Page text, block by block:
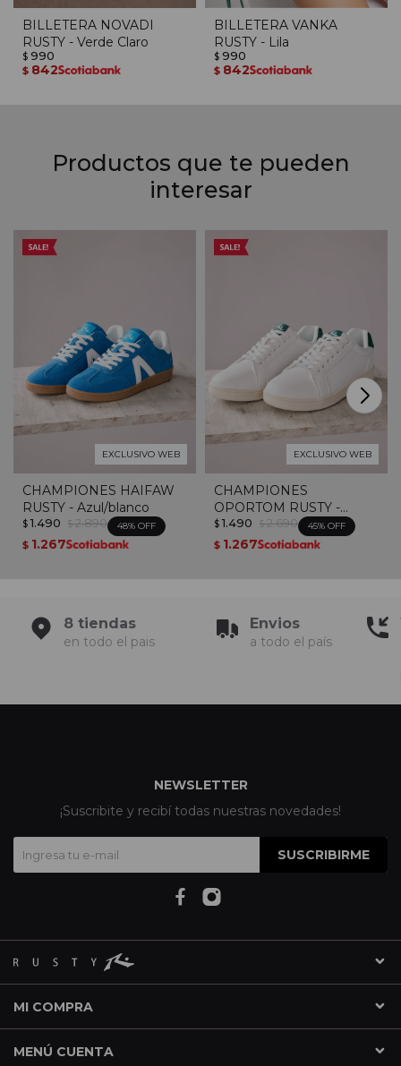
BILLETERA NOVADI
RUSTY - Verde Claro
$ 990
$ 842
BILLETERA VANKA
RUSTY - Lila
$ 990
$ 842
Productos que te pueden
interesar
EXCLUSIVO WEB
CHAMPIONES HAIFAW
RUSTY - Azul/blanco
$ 1.490 $ 2.890 48
$ 1.267
EXCLUSIVO WEB
CHAMPIONES
OPORTOM RUSTY -
Blanco / Verde
$ 1.490 $ 2.690 45
$ 1.267
8 tiendas
en todo el pais
Envios
a todo el país
MI COMPRA
MENÚ CUENTA
NEWSLETTER
¡Suscribite y recibí todas nuestras novedades!
SUSCRIBIRME